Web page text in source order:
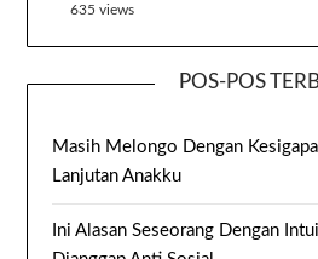
635 views
POS-POS
Masih Melongo Dengan
Lanjutan Anakku
Ini Alasan Seseorang Dengan